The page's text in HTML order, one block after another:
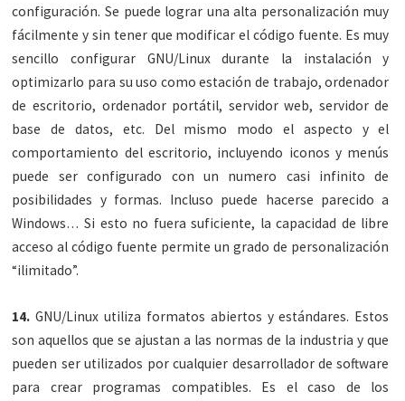
configuración. Se puede lograr una alta personalización muy
fácilmente y sin tener que modificar el código fuente. Es muy
sencillo configurar GNU/Linux durante la instalación y
optimizarlo para su uso como estación de trabajo, ordenador
de escritorio, ordenador portátil, servidor web, servidor de
base de datos, etc. Del mismo modo el aspecto y el
comportamiento del escritorio, incluyendo iconos y menús
puede ser configurado con un numero casi infinito de
posibilidades y formas. Incluso puede hacerse parecido a
Windows… Si esto no fuera suficiente, la capacidad de libre
acceso al código fuente permite un grado de personalización
“ilimitado”.
14. GNU/Linux utiliza formatos abiertos y estándares. Estos
son aquellos que se ajustan a las normas de la industria y que
pueden ser utilizados por cualquier desarrollador de software
para crear programas compatibles. Es el caso de los